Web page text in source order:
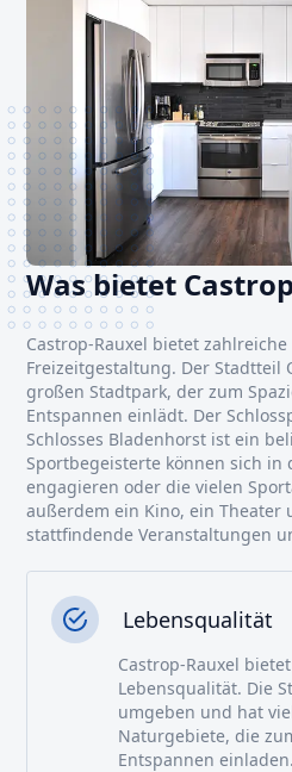
Was bietet
Castrop-Rauxel bietet
Freizeitgestaltung. Der Stadtteil
großen Stadtpark, der zum
Entspannen einlädt. Der
Schlosses Bladenhorst ist ein
Sportbegeisterte können sich in
engagieren oder die vielen
außerdem ein Kino, ein Theater
stattfindende Veranstaltungen
Lebensqualität
Castrop-Rauxel
Lebensqualität. Die
umgeben und hat
Naturgebiete, die
Entspannen